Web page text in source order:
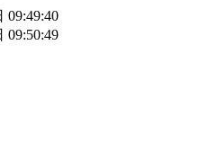
09:49:40
09:50:49